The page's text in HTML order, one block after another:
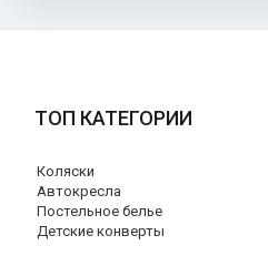
ТОП КАТЕГОРИИ
Коляски
Автокресла
Постельное белье
Детские конверты